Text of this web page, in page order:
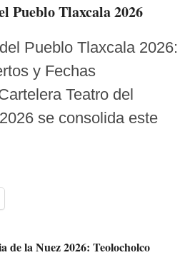
Pueblo Tlaxcala 2026
Pueblo Tlaxcala 2026:
y Fechas
Teatro del
se consolida este
de la Nuez 2026: Teolocholco